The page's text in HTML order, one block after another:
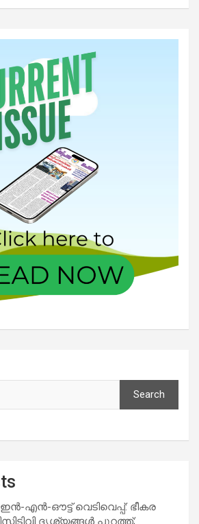
Search
ഔട്ട് വെടിവെപ്പ്: ഭീകര
ദൃശ്യങ്ങൾ പുറത്ത്;